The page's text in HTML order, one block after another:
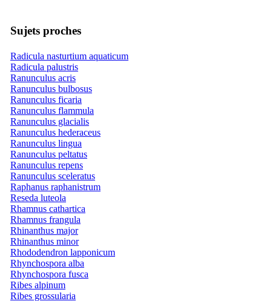
Sujets proches
Radicula nasturtium aquaticum
Radicula palustris
Ranunculus acris
Ranunculus bulbosus
Ranunculus ficaria
Ranunculus flammula
Ranunculus glacialis
Ranunculus hederaceus
Ranunculus lingua
Ranunculus peltatus
Ranunculus repens
Ranunculus sceleratus
Raphanus raphanistrum
Reseda luteola
Rhamnus cathartica
Rhamnus frangula
Rhinanthus major
Rhinanthus minor
Rhododendron lapponicum
Rhynchospora alba
Rhynchospora fusca
Ribes alpinum
Ribes grossularia